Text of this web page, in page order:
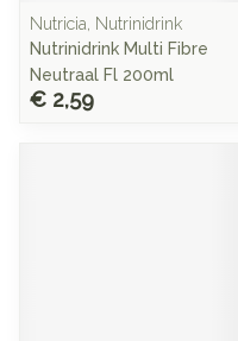
Nutricia, Nutrinidrink
Nutrinidrink Multi Fibre
Neutraal Fl 200ml
€ 2,59